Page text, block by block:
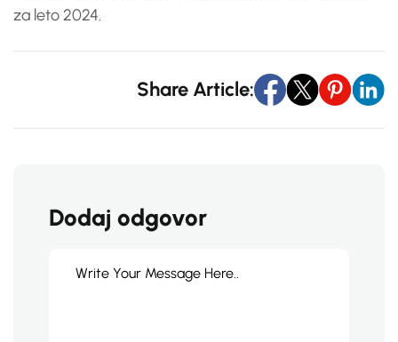
za leto 2024.
Share Article:
Dodaj odgovor